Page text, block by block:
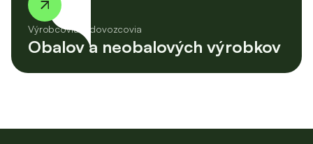
Výrobcovia a dovozcovia
Obalov a neobalových výrobkov